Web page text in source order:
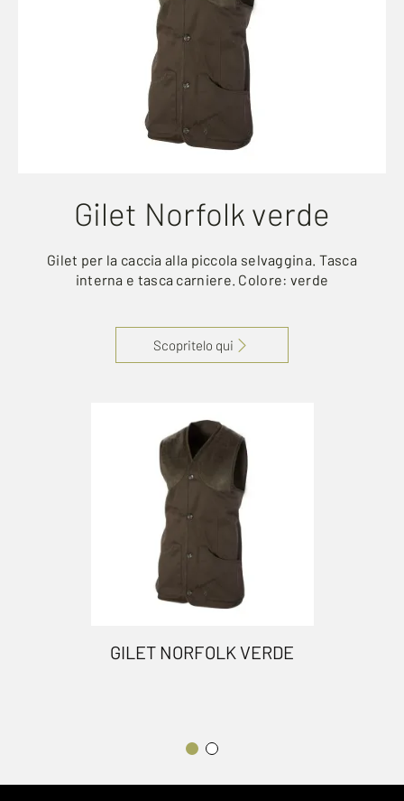
Gilet Norfolk verde
Gilet per la caccia alla piccola selvaggina. Tasca
interna e tasca carniere. Colore: verde
Scopritelo qui
GILET NORFOLK VERDE